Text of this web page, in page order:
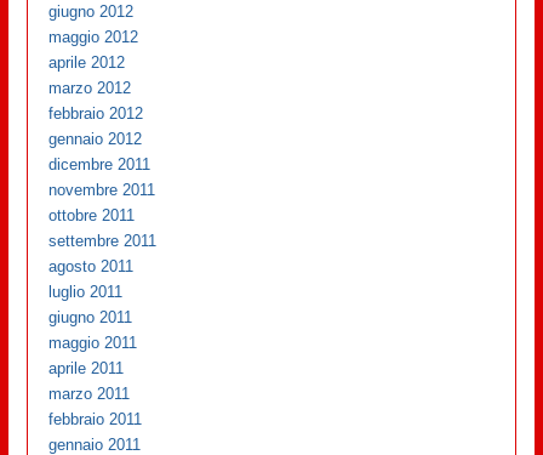
giugno 2012
maggio 2012
aprile 2012
marzo 2012
febbraio 2012
gennaio 2012
dicembre 2011
novembre 2011
ottobre 2011
settembre 2011
agosto 2011
luglio 2011
giugno 2011
maggio 2011
aprile 2011
marzo 2011
febbraio 2011
gennaio 2011